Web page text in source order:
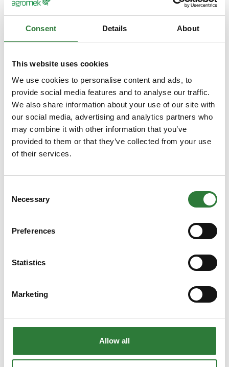
Consent Details About
This website uses cookies
We use cookies to personalise content and ads, to
provide social media features and to analyse our traffic.
We also share information about your use of our site with
our social media, advertising and analytics partners who
may combine it with other information that you’ve
provided to them or that they’ve collected from your use
of their services.
Selection
Necessary
Preferences
Statistics
Marketing
Allow all
Skovfrø
Betonblokke til rumdeling
Indlæg 29.11,Hovedscenen Hal D. kl.